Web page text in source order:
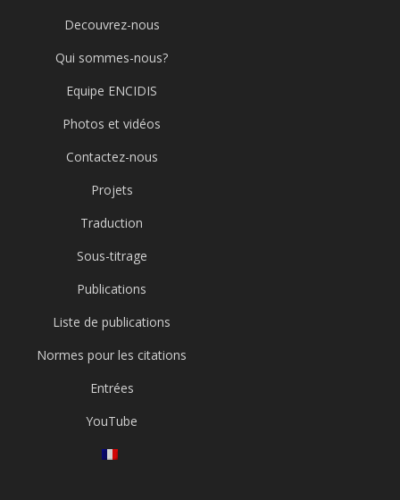
Decouvrez-nous
Qui sommes-nous?
Equipe ENCIDIS
Photos et vidéos
Contactez-nous
Projets
Traduction
Sous-titrage
Publications
Liste de publications
Normes pour les citations
Entrées
YouTube